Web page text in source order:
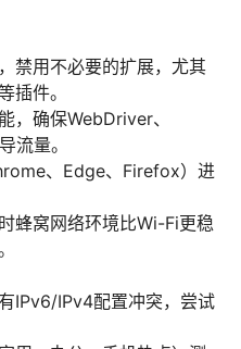
禁用不必要的扩展，尤其
插件。
，确保WebDriver、
流量。
、Edge、Firefox）进
蜂窝网络环境比Wi-Fi更稳
IPv6/IPv4配置冲突，尝试